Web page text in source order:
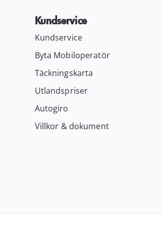
Kundservice
Kundservice
Byta Mobiloperatör
Täckningskarta
Utlandspriser
Autogiro
Villkor & dokument